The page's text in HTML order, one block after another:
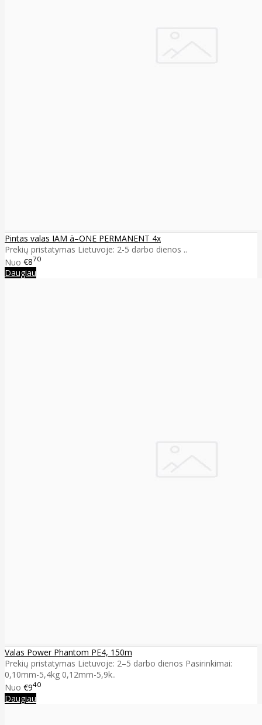
Pintas valas IAM ā–ONE PERMANENT 4x
Prekių pristatymas Lietuvoje: 2-5 darbo dienos ..
Nuo €870
Daugiau
Valas Power Phantom PE4, 150m
Prekių pristatymas Lietuvoje: 2–5 darbo dienos Pasirinkimai:
0,10mm-5,4kg 0,12mm-5,9k..
Nuo €940
Daugiau